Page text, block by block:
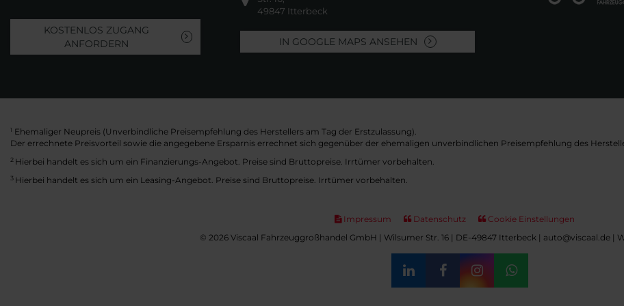
KOSTENLOS ZUGANG
ANFORDERN
49847 Itterbeck
IN GOOGLE MAPS ANSEHEN
1 Ehemaliger Neupreis (Unverbindliche Preisempfehlung des Herstellers am Tag der Erstzulassung).
Der errechnete Preisvorteil sowie die angegebene Ersparnis errechnet sich gegenüber der ehemaligen unverbindlichen Preisempfehlung des
2 Hierbei handelt es sich um ein Finanzierungs-Angebot. Preise sind Bruttopreise. Irrtümer vorbehalten.
3 Hierbei handelt es sich um ein Leasing-Angebot. Preise sind Bruttopreise. Irrtümer vorbehalten.
Impressum Datenschutz
Cookie Einstellungen
© 2026 Viscaal Fahrzeuggroßhandel GmbH | Wilsumer Str. 16 | DE-49847 Itterbeck | auto@viscaal.de |